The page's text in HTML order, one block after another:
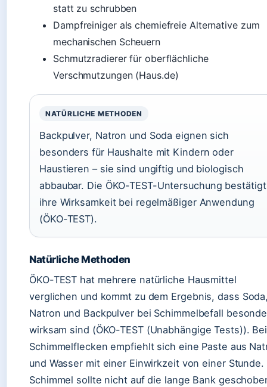
statt zu schrubben
Dampfreiniger als chemiefreie Alternative zum
mechanischen Scheuern
Schmutzradierer für oberflächliche
Verschmutzungen (Haus.de)
NATÜRLICHE METHODEN
Backpulver, Natron und Soda eignen sich
besonders für Haushalte mit Kindern oder
Haustieren – sie sind ungiftig und biologisch
abbaubar. Die ÖKO-TEST-Untersuchung bestätigt
ihre Wirksamkeit bei regelmäßiger Anwendung
(ÖKO-TEST).
Natürliche Methoden
ÖKO-TEST hat mehrere natürliche Hausmittel
verglichen und kommt zu dem Ergebnis, dass
Natron und Backpulver bei Schimmelbefall
wirksam sind (ÖKO-TEST (Unabhängige Tests)). Bei
Schimmelflecken empfiehlt sich eine Paste aus
und Wasser mit einer Einwirkzeit von einer Stunde.
Schimmel sollte nicht auf die lange Bank